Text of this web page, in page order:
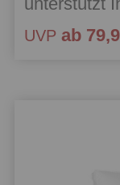
UVP ab